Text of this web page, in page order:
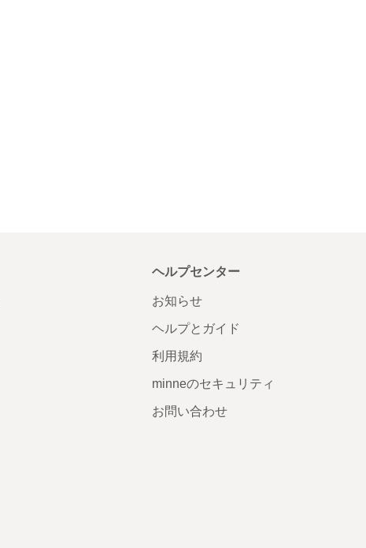
ヘルプセンター
お知らせ
ヘルプとガイド
利用規約
minneのセキュリティ
お問い合わせ